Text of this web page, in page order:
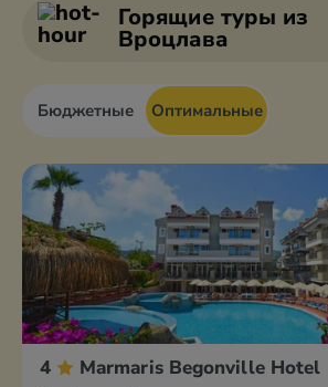
Анкара
Горящие туры из
Вроцлава
Бюджетные Оптимальные
4 Marmaris Begonville Hotel